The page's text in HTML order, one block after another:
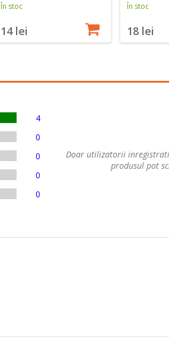
În stoc
14 lei
În stoc
18 lei
4
0
0
0
0
Doar utilizatorii
produsul pot